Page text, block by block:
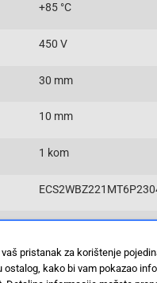
+85 °C
450 V
30 mm
10 mm
1 kom
SnapIn
20 %
vaš pristanak za korištenje
ostalog, kako bi vam pokazao